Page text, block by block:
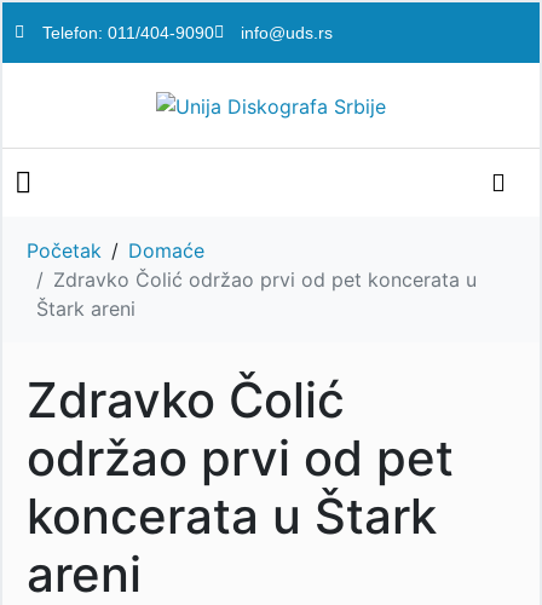
Telefon: 011/404-9090 info@uds.rs
Početak
Domaće
Zdravko Čolić održao prvi od pet koncerata u
Štark areni
Zdravko Čolić
održao prvi od pet
koncerata u Štark
areni